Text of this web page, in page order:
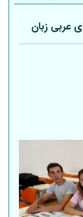
عربی زبان